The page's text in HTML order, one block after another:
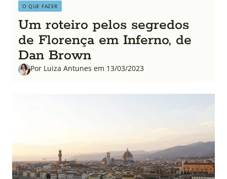
O QUE FAZER
Um roteiro pelos segredos
de Florença em Inferno, de
Dan Brown
Por Luiza Antunes em 13/03/2023